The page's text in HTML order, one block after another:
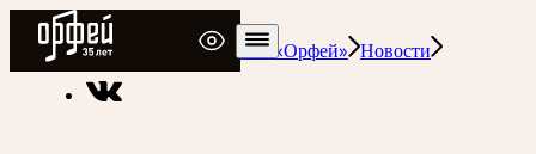
Радио Орфей
Радио классической музыки «Орфей» Новости